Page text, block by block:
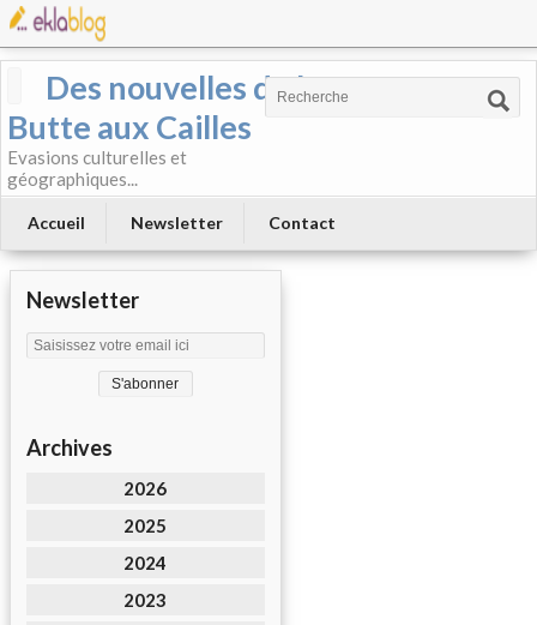
Des nouvelles de la
Butte aux Cailles
Evasions culturelles et
géographiques...
Accueil Newsletter Contact
Newsletter
Archives
2026
2025
2024
2023